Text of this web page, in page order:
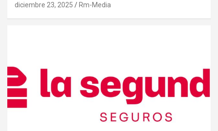
diciembre 23, 2025 Rm-Media